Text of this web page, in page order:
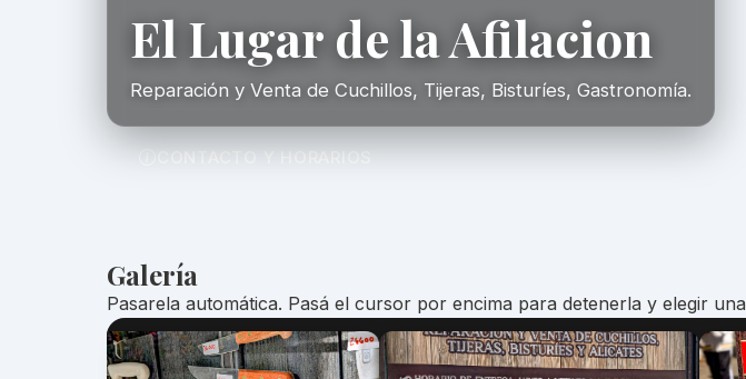
El Lugar de la Afilacion
Reparación y Venta de Cuchillos, Tijeras, Bisturíes, Gastronomía.
CONTACTO Y HORARIOS
Galería
Pasarela automática. Pasá el cursor por encima para detenerla y elegir